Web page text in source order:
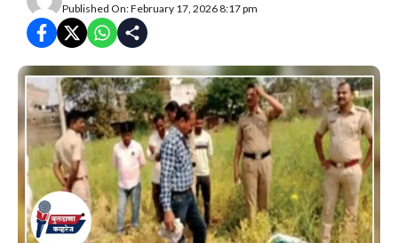
Published On: February 17, 2026 8:17 pm